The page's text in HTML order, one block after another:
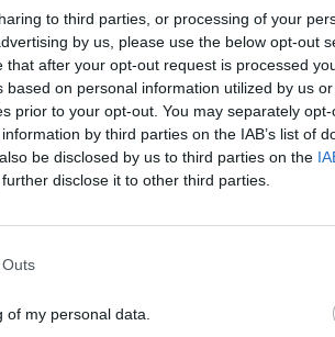
to third parties, or processing of your
by us, please use the below opt-out
after your opt-out request is processed
on personal information utilized by us
prior to your opt-out. You may separately
by third parties on the IAB’s list of
be disclosed by us to third parties on the
disclose it to other third parties.
my personal data.
kryesisht civilë, ka
ka shndërruar pjesën më të
në luftime, dhe një luftë e ashpër
vazhdon.
milici të armatosura që
të organizuara nga udhëheqës të
në thellim.
Forcat Mbrojtëse të Izraelit (IDF)
të gjerë të pastruar nga